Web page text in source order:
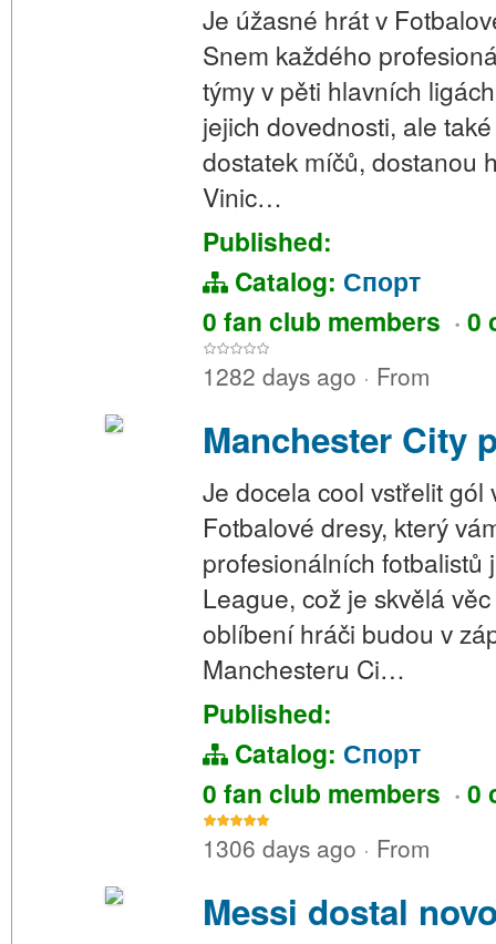
Je úžasné hrát v
Snem každého
týmy v pěti hlavních
jejich dovednosti, ale
dostatek míčů, dostanou
Vinic…
Published:
Catalog: Спорт
0 fan club members · 0
1282 days ago · From
Manchester City
Je docela cool vstřelit
Fotbalové dresy, který
profesionálních fotbalistů
League, což je skvělá
oblíbení hráči budou v
Manchesteru Ci…
Published:
Catalog: Спорт
0 fan club members · 0
1306 days ago · From
Messi dostal